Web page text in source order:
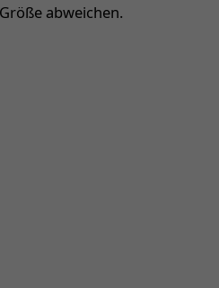
abweichen.